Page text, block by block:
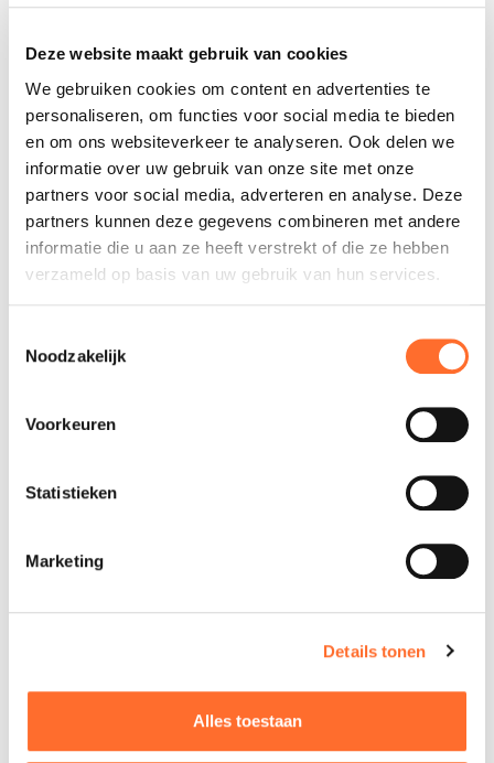
Deze website maakt gebruik van cookies
We gebruiken cookies om content en advertenties te
personaliseren, om functies voor social media te bieden
en om ons websiteverkeer te analyseren. Ook delen we
informatie over uw gebruik van onze site met onze
partners voor social media, adverteren en analyse. Deze
partners kunnen deze gegevens combineren met andere
informatie die u aan ze heeft verstrekt of die ze hebben
verzameld op basis van uw gebruik van hun services.
Noodzakelijk
Voorkeuren
Statistieken
Marketing
Details tonen
Alles toestaan
Woensdag
08:30 - 12:00 / 13:30 - 17:00
Vrijdag
08:30 - 12:00 / 13:30 - 17:00
Zaterdag
- / -
Zondag
- / -
Zie telefoon
Contact